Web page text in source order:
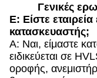
Γενικές
Ε: Είστε
κατασκευαστής;
Α: Ναι, είμαστε
ειδικεύεται σε
οροφής,